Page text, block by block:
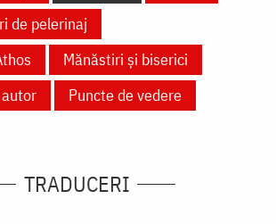
de pelerinaj
Mănăstiri și biserici
Puncte de vedere
TRADUCERI